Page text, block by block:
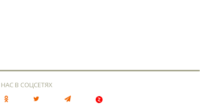
В СОЦСЕТЯХ